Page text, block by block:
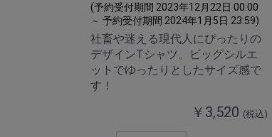
(予約受付期間 2023年12月22日 00:00
～ 予約受付期間 2024年1月5日 23:59)
社畜や迷える現代人にぴったりの
デザインTシャツ。ビッグシルエ
ットでゆったりとしたサイズ感で
す！
￥3,520 (税込)